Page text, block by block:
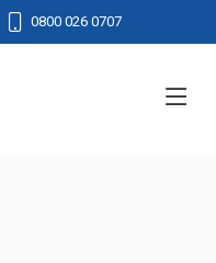
0800 026 0707